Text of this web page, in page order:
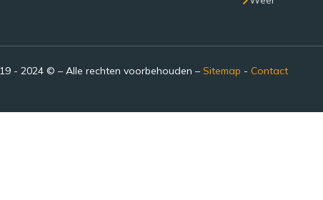
- 2024 © – Alle rechten voorbehouden – Sitemap - Contact